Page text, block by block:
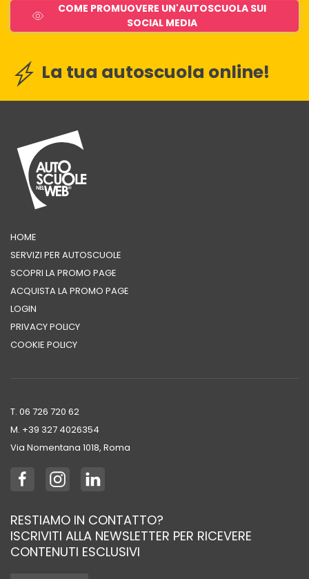
COME PROMUOVERE UN'AUTOSCUOLA SUI
SOCIAL MEDIA
La tua autoscuola online!
HOME
SERVIZI PER AUTOSCUOLE
SCOPRI LA PROMO PAGE
ACQUISTA LA PROMO PAGE
LOGIN
PRIVACY POLICY
COOKIE POLICY
T. 06 726 720 62
M. +39 ‭327 4026354‬
Via Nomentana 1018, Roma
RESTIAMO IN CONTATTO?
ISCRIVITI ALLA NEWSLETTER PER RICEVERE
CONTENUTI ESCLUSIVI